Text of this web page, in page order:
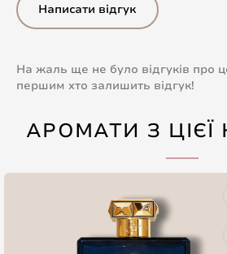
Написати відгук
На жаль ще не було відгуків про
першим хто залишить відгук!
АРОМАТИ З ЦІЄЇ